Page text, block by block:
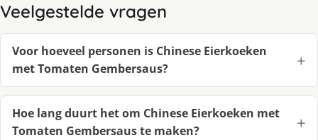
Veelgestelde vragen
Voor hoeveel personen is Chinese Eierkoeken
met Tomaten Gembersaus?
Hoe lang duurt het om Chinese Eierkoeken met
Tomaten Gembersaus te maken?